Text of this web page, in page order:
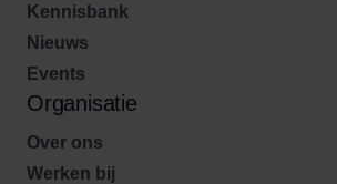
Kennisbank
Nieuws
Events
Organisatie
Over ons
Werken bij